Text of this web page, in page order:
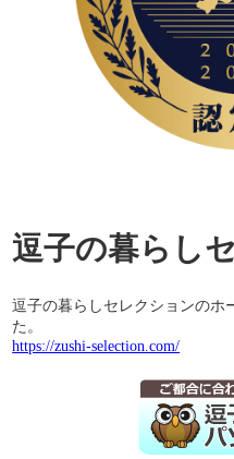
逗子の暮らし
逗子の暮らしセレクションのホ
た。
https://zushi-selection.com/